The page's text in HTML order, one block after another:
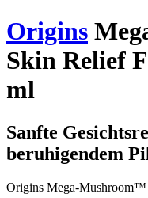
Origins
Skin Relief
ml
Sanfte
beruhigendem
Origins Mega-Mushroom™